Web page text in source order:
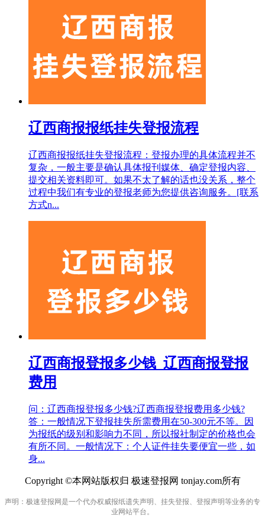
辽西商报报纸挂失登报流程
辽西商报报纸挂失登报流程：登报办理的具体流程并不
复杂，一般主要是确认具体报刊媒体、确定登报内容、
提交相关资料即可。如果不太了解的话也没关系，整个
过程中我们有专业的登报老师为您提供咨询服务。[联系
方式n...
辽西商报登报多少钱_辽西商报登报
费用
问：辽西商报登报多少钱?辽西商报登报费用多少钱?
答：一般情况下登报挂失所需费用在50-300元不等。因
为报纸的级别和影响力不同，所以报社制定的价格也会
有所不同。一般情况下：个人证件挂失要便宜一些，如
身...
Copyright ©本网站版权归 极速登报网 tonjay.com所有
声明：极速登报网是一个代办权威报纸遗失声明、挂失登报、登报声明等业务的专
业网站平台。